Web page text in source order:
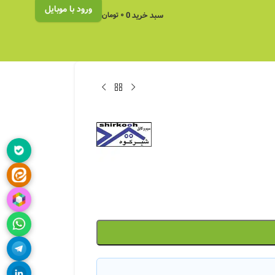
سبد خرید0۰ تومان ورود با موبایل